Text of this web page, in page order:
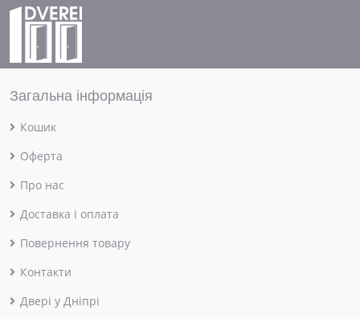
Загальна інформація
Кошик
Оферта
Про нас
Доставка і оплата
Повернення товару
Контакти
Двері у Дніпрі